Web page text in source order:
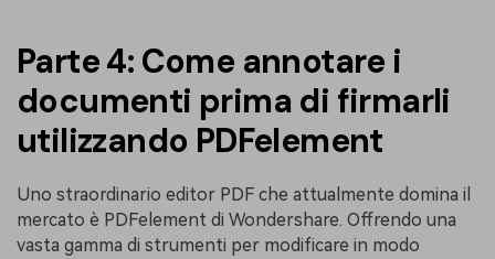
Parte 4: Come annotare i
documenti prima di firmarli
utilizzando PDFelement
Uno straordinario editor PDF che attualmente domina il
mercato è PDFelement di Wondershare. Offrendo una
vasta gamma di strumenti per modificare in modo